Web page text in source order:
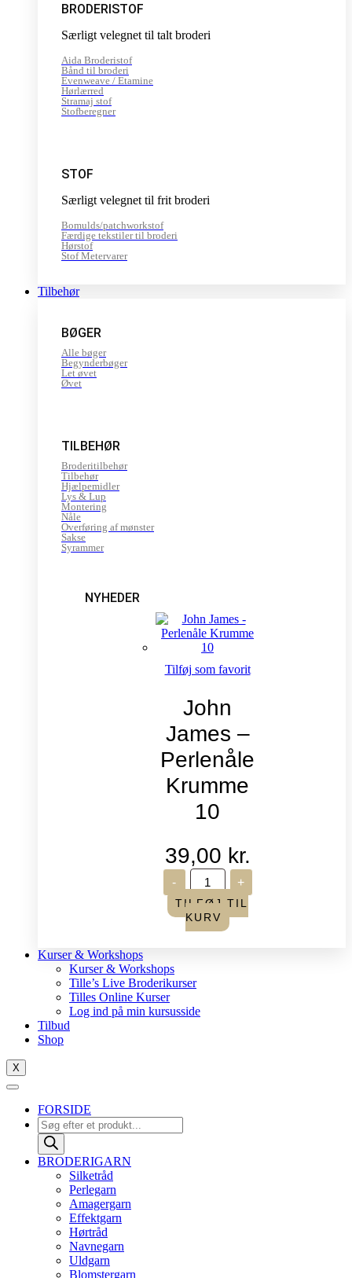
BRODERISTOF
Særligt velegnet til talt broderi
Aida Broderistof
Bånd til broderi
Evenweave / Etamine
Hørlærred
Stramaj stof
Stofberegner
STOF
Særligt velegnet til frit broderi
Bomulds/patchworkstof
Færdige tekstiler til broderi
Hørstof
Stof Metervarer
Tilbehør
BØGER
Alle bøger
Begynderbøger
Let øvet
Øvet
TILBEHØR
Broderitilbehør
Tilbehør
Hjælpemidler
Lys & Lup
Montering
Nåle
Overføring af mønster
Sakse
Syrammer
NYHEDER
Tilføj som favorit
John
James –
Perlenåle
Krumme
10
39,00 kr.
-
John
James
-
Perlenåle
Krumme
+
TILFØJ TIL
KURV
Kurser & Workshops
Kurser & Workshops
Tille’s Live Broderikurser
Tilles Online Kurser
Log ind på min kursusside
Tilbud
Shop
X
FORSIDE
Products
search
BRODERIGARN
Silketråd
Perlegarn
Amagergarn
Effektgarn
Hørtråd
Navnegarn
Uldgarn
Blomstergarn